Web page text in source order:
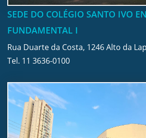
SEDE DO COLÉGIO SANTO IVO
FUNDAMENTAL I
Rua Duarte da Costa, 1246 Alto da
Tel. 11 3636-0100